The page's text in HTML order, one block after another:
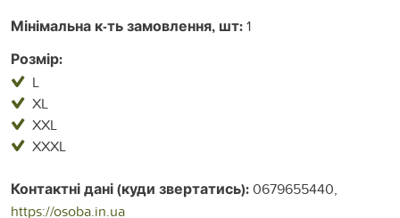
Мінімальна к-ть замовлення, шт:1
Розмір:
L
XL
XXL
XXXL
Контактні дані (куди звертатись):0679655440,
https://osoba.in.ua